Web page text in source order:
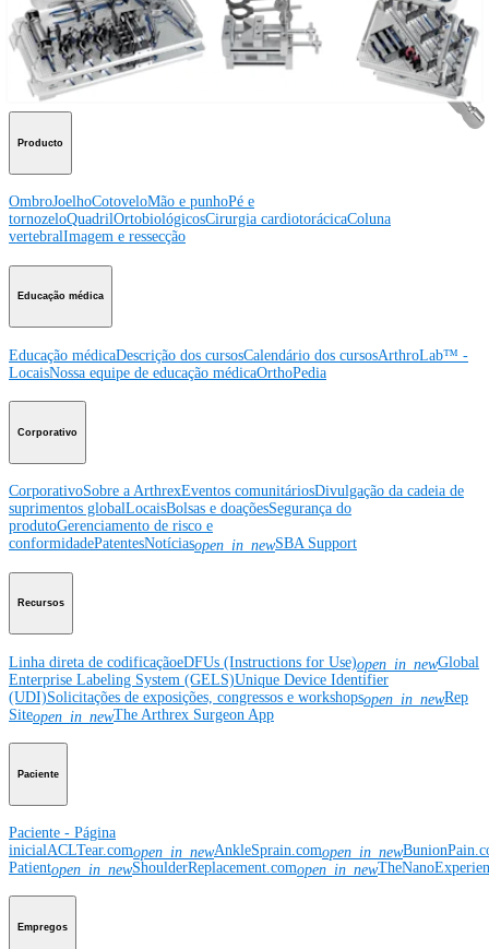
Procedimento
OmbroJoelhoCotoveloMão e punhoPé e
tornozeloQuadrilOrtobiológicos Coluna vertebral
Producto
OmbroJoelhoCotoveloMão e punhoPé e
tornozeloQuadrilOrtobiológicosCirurgia cardiotorácicaColuna
vertebralImagem e ressecção
Educação médica
Educação médicaDescrição dos cursosCalendário dos cursosArthroLab™ -
LocaisNossa equipe de educação médicaOrthoPedia
Corporativo
CorporativoSobre a ArthrexEventos comunitáriosDivulgação da cadeia de
suprimentos globalLocaisBolsas e doaçõesSegurança do
produtoGerenciamento de risco e
conformidadePatentesNotíciasopen_in_newSBA Support
Recursos
Linha direta de codificaçãoeDFUs (Instructions for Use)open_in_newGlobal
Enterprise Labeling System (GELS)Unique Device Identifier
(UDI)Solicitações de exposições, congressos e workshopsopen_in_newRep
Siteopen_in_newThe Arthrex Surgeon App
Paciente
Paciente - Página
inicialACLTear.comopen_in_newAnkleSprain.comopen_in_new
Patientopen_in_newShoulderReplacement.comopen_in_new
Empregos